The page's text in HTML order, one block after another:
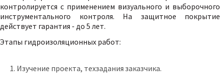
контролируется с применением визуального и выборочного
инструментального контроля. На защитное покрытие
действует гарантия - до 5 лет.
Этапы гидроизоляционных работ:
Изучение проекта, техзадания заказчика.